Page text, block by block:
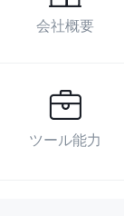
会社概要
ツール能力